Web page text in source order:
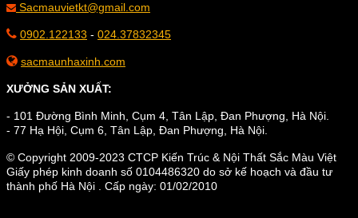
Sacmauvietkt@gmail.com
0902.122133 - 024.37832345
sacmaunhaxinh.com
XƯỞNG SẢN XUẤT:
- 101 Đường Bình Minh, Cụm 4, Tân Lập, Đan Phượng, Hà Nội.
- 77 Hạ Hội, Cụm 6, Tân Lập, Đan Phượng, Hà Nội.
© Copyright 2009-2023 CTCP Kiến Trúc & Nội Thất Sắc Màu Việt
Giấy phép kinh doanh số 0104486320 do sở kế hoạch và đầu tư
thành phố Hà Nội . Cấp ngày: 01/02/2010